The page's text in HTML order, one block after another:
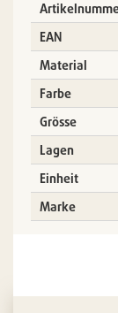
EAN
Material
Farbe
Grösse
Lagen
Einheit
Marke